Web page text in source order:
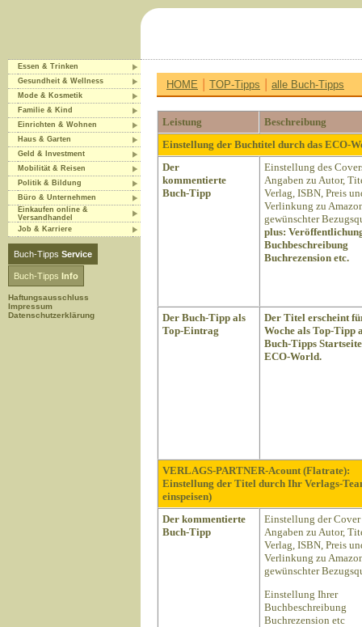
Essen & Trinken
Gesundheit & Wellness
Mode & Kosmetik
Familie & Kind
Einrichten & Wohnen
Haus & Garten
Geld & Investment
Mobilität & Reisen
Politik & Bildung
Büro & Unternehmen
Einkaufen online &
Versandhandel
Job & Karriere
Buch-Tipps Service
Buch-Tipps Info
Haftungsausschluss
Impressum
Datenschutzerklärung
HOME | TOP-Tipps | alle Buch-Tipps
Leistung
Beschreibung
Einstellung der Buchtitel durch das ECO-
Der
kommentierte
Buch-Tipp
Einstellung des
Angaben zu Autor,
Verlag, ISBN, Preis
Verlinkung zu
gewünschter
plus:
Buchbeschreibung
Buchrezension etc.
Der Buch-Tipp als
Top-Eintrag
Der Titel erscheint
Woche als Top-Tipp
Buch-Tipps
ECO-World.
VERLAGS-PARTNER-Acount (Flatrate):
Einstellung der Titel durch Ihr Verlags-
einspeisen)
Der kommentierte
Buch-Tipp
Einstellung der
Angaben zu Autor,
Verlag, ISBN, Preis
Verlinkung zu
gewünschter
Einstellung Ihrer
Buchbeschreibung
Buchrezension etc